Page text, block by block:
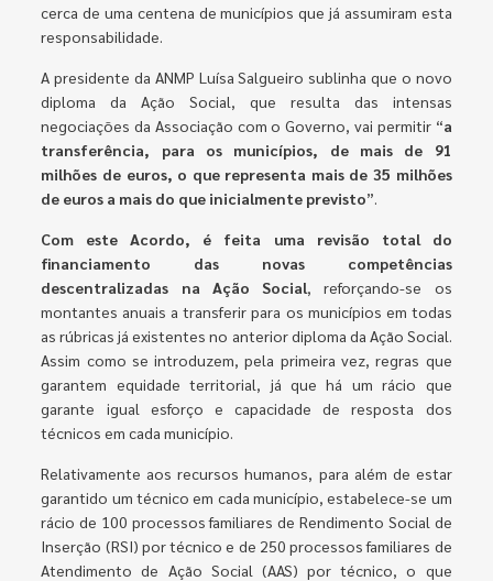
cerca de uma centena de municípios que já assumiram esta
responsabilidade.
A presidente da ANMP Luísa Salgueiro sublinha que o novo
diploma da Ação Social, que resulta das intensas
negociações da Associação com o Governo, vai permitir “a
transferência, para os municípios, de mais de 91
milhões de euros, o que representa mais de 35 milhões
de euros a mais do que inicialmente previsto”.
Com este Acordo, é feita uma revisão total do
financiamento das novas competências
descentralizadas na Ação Social, reforçando-se os
montantes anuais a transferir para os municípios em todas
as rúbricas já existentes no anterior diploma da Ação Social.
Assim como se introduzem, pela primeira vez, regras que
garantem equidade territorial, já que há um rácio que
garante igual esforço e capacidade de resposta dos
técnicos em cada município.
Relativamente aos recursos humanos, para além de estar
garantido um técnico em cada município, estabelece-se um
rácio de 100 processos familiares de Rendimento Social de
Inserção (RSI) por técnico e de 250 processos familiares de
Atendimento de Ação Social (AAS) por técnico, o que